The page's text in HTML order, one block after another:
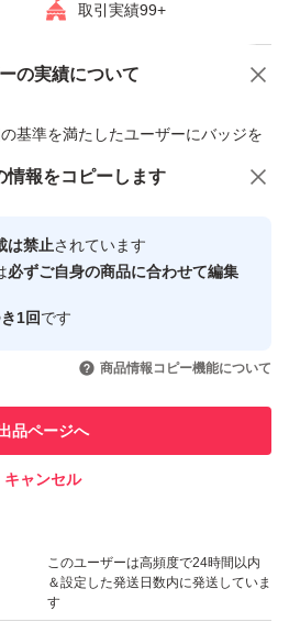
取引実績99+
の実績について
基準を満たしたユーザーにバッジを
心・安全なユーザーです
引を完了させた実績があります
での取引実績があります
このユーザーは高頻度で24時間以内
＆設定した発送日数内に発送していま
す
商品への質問
情報をコピーします
は禁止されています
必ずご自身の商品に合わせて編集
1回です
商品情報コピー機能について
品ページへ
キャンセル
オススメ